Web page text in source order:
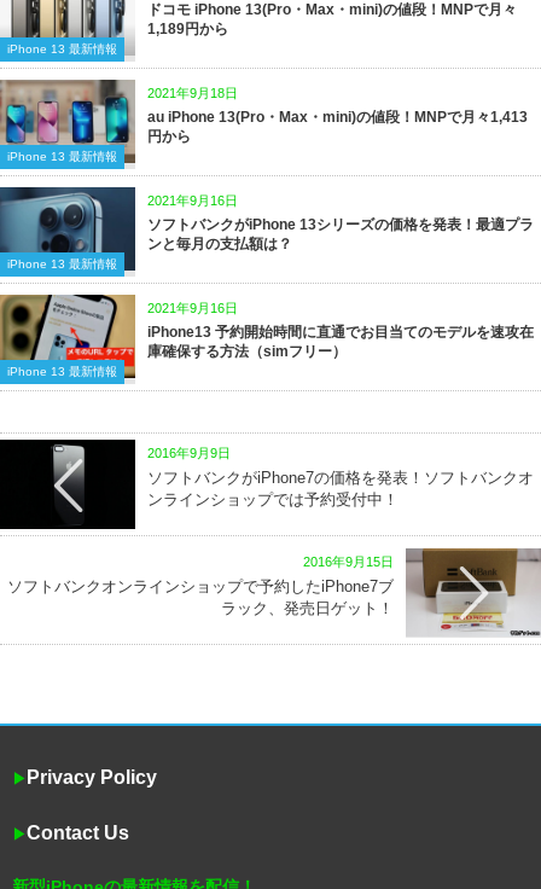
iPhone 13 最新情報
ドコモ iPhone 13(Pro・Max・mini)の値段！MNPで月々
1,189円から
2021年9月18日
iPhone 13 最新情報
au iPhone 13(Pro・Max・mini)の値段！MNPで月々1,413
円から
2021年9月16日
iPhone 13 最新情報
ソフトバンクがiPhone 13シリーズの価格を発表！最適プラ
ンと毎月の支払額は？
2021年9月16日
iPhone 13 最新情報
iPhone13 予約開始時間に直通でお目当てのモデルを速攻在
庫確保する方法（simフリー）
2016年9月9日
ソフトバンクがiPhone7の価格を発表！ソフトバンクオ
ンラインショップでは予約受付中！
2016年9月15日
ソフトバンクオンラインショップで予約したiPhone7ブ
ラック、発売日ゲット！
▶︎ Privacy Policy
▶︎Contact Us